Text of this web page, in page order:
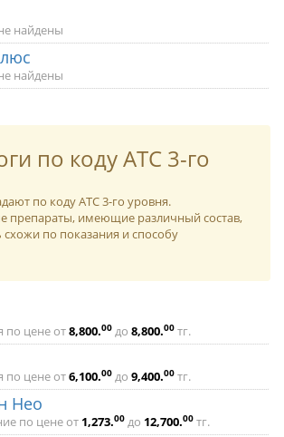
найдены
найдены
по коду ATC 3-го
по коду ATC 3-го уровня.
препараты, имеющие различный состав,
по показания и способу
по цене от8,800.00 до 8,800.00 тг.
по цене от6,100.00 до 9,400.00 тг.
Нео
по цене от 1,273.00 до 12,700.00 тг.